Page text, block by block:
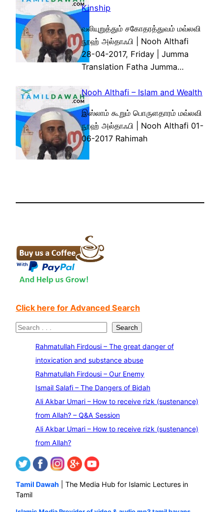
Kinship
வலியுறுத்தும் சகோதரத்துவம் மவ்லவி
நூஹ் அல்தாஃபி | Nooh Althafi
28-04-2017, Friday | Jumma
Translation Fatha Jumma…
Nooh Althafi – Islam and Wealth
இஸ்லாம் கூறும் பொருளதாரம் மவ்லவி
நூஹ் அல்தாஃபி | Nooh Althafi 01-
06-2017 Rahimah
Click here for Advanced Search
S
Search
Rahmatullah Firdousi – The great danger of
intoxication and substance abuse
Rahmatullah Firdousi – Our Enemy
Ismail Salafi – The Dangers of Bidah
Ali Akbar Umari – How to receive rizk (sustenance)
from Allah? – Q&A Session
Ali Akbar Umari – How to receive rizk (sustenance)
from Allah?
Tamil Dawah | The Media Hub for Islamic Lectures in
Tamil